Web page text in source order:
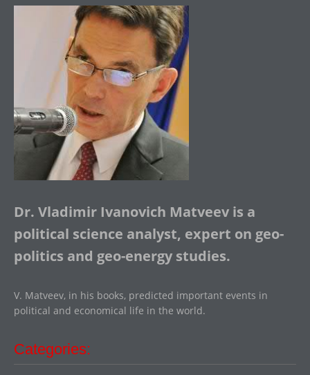
Dr. Vladimir Ivanovich Matveev is a
political science analyst, expert on geo-
politics and geo-energy studies.
V. Matveev, in his books, predicted important events in
political and economical life in the world.
Categories: